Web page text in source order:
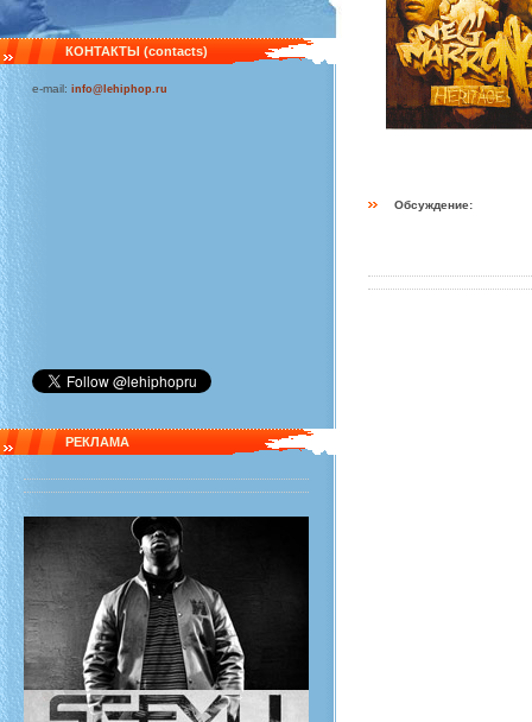
КОНТАКТЫ (contacts)
e-mail: info@lehiphop.ru
РЕКЛАМА
Обсуждение: